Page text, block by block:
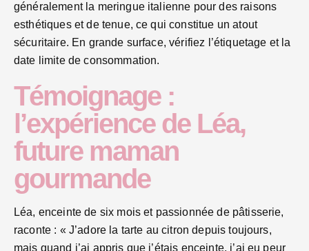
généralement la meringue italienne pour des raisons
esthétiques et de tenue, ce qui constitue un atout
sécuritaire. En grande surface, vérifiez l’étiquetage et la
date limite de consommation.
Témoignage :
l’expérience de Léa,
future maman
gourmande
Léa, enceinte de six mois et passionnée de pâtisserie,
raconte : « J’adore la tarte au citron depuis toujours,
mais quand j’ai appris que j’étais enceinte, j’ai eu peur